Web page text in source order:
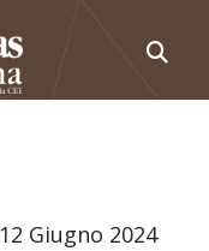
12 Giugno 2024